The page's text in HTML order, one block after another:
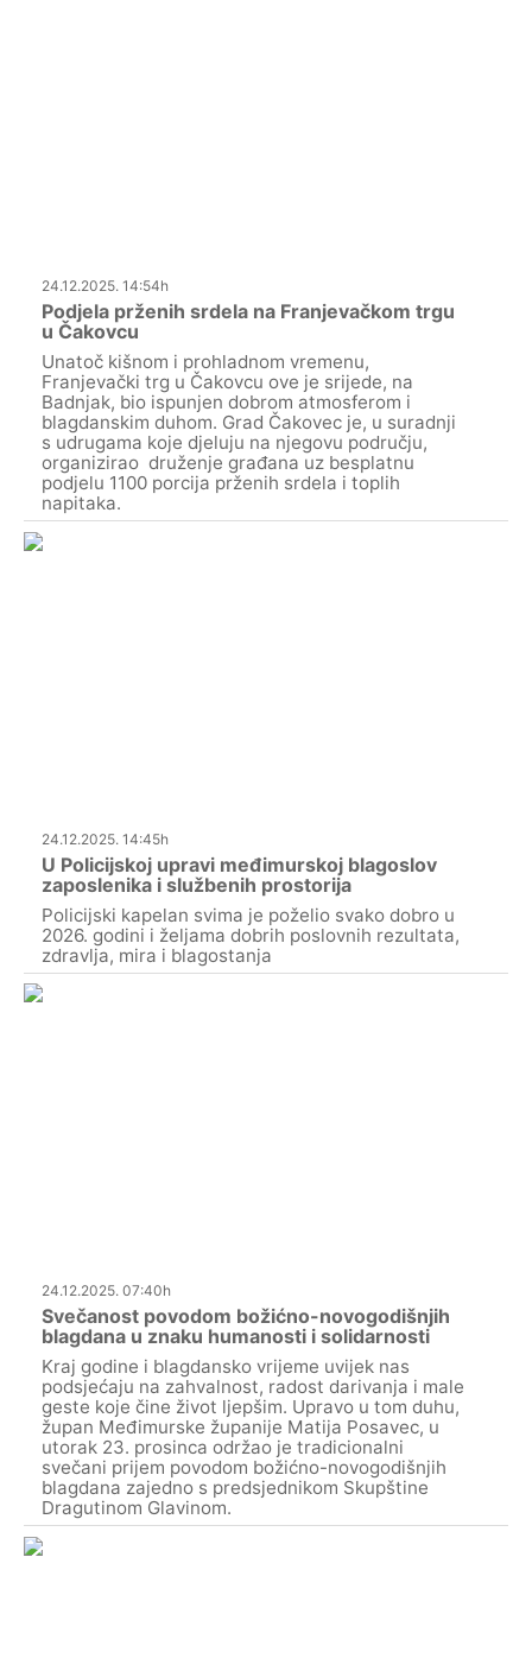
24.12.2025. 14:54h
Podjela prženih srdela na Franjevačkom trgu
u Čakovcu
Unatoč kišnom i prohladnom vremenu,
Franjevački trg u Čakovcu ove je srijede, na
Badnjak, bio ispunjen dobrom atmosferom i
blagdanskim duhom. Grad Čakovec je, u suradnji
s udrugama koje djeluju na njegovu području,
organizirao druženje građana uz besplatnu
podjelu 1100 porcija prženih srdela i toplih
napitaka.
24.12.2025. 14:45h
U Policijskoj upravi međimurskoj blagoslov
zaposlenika i službenih prostorija
Policijski kapelan svima je poželio svako dobro u
2026. godini i željama dobrih poslovnih rezultata,
zdravlja, mira i blagostanja
24.12.2025. 07:40h
Svečanost povodom božićno-novogodišnjih
blagdana u znaku humanosti i solidarnosti
Kraj godine i blagdansko vrijeme uvijek nas
podsjećaju na zahvalnost, radost darivanja i male
geste koje čine život ljepšim. Upravo u tom duhu,
župan Međimurske županije Matija Posavec, u
utorak 23. prosinca održao je tradicionalni
svečani prijem povodom božićno-novogodišnjih
blagdana zajedno s predsjednikom Skupštine
Dragutinom Glavinom.